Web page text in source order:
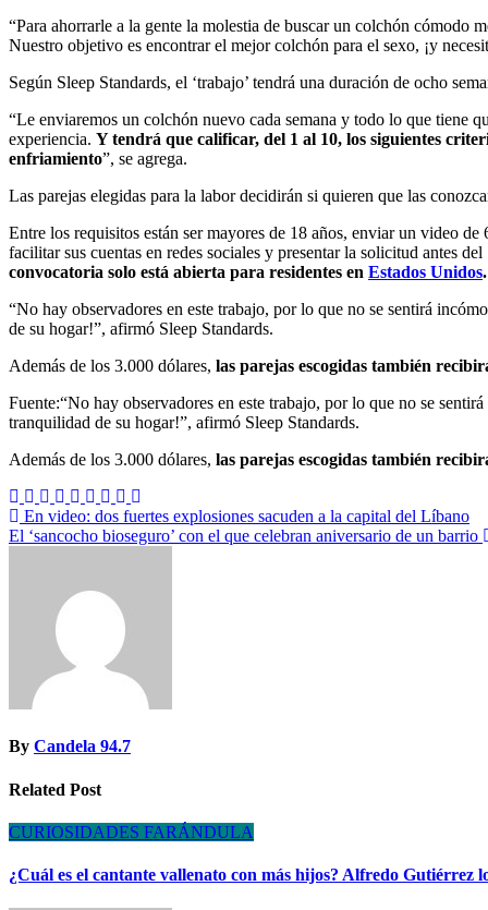
“Para ahorrarle a la gente la molestia de buscar un colchón cómodo
Nuestro objetivo es encontrar el mejor colchón para el sexo, ¡y
Según Sleep Standards, el ‘trabajo’ tendrá una duración de ocho
“Le enviaremos un colchón nuevo cada semana y todo lo que tiene
experiencia. Y tendrá que calificar, del 1 al 10, los siguientes
enfriamiento”, se agrega.
Las parejas elegidas para la labor decidirán si quieren que las
Entre los requisitos están ser mayores de 18 años, enviar un video
facilitar sus cuentas en redes sociales y presentar la solicitud antes
convocatoria solo está abierta para residentes en Estados Unidos.
“No hay observadores en este trabajo, por lo que no se sentirá
de su hogar!”, afirmó Sleep Standards.
Además de los 3.000 dólares, las parejas escogidas también
Fuente:“No hay observadores en este trabajo, por lo que no se
tranquilidad de su hogar!”, afirmó Sleep Standards.
Además de los 3.000 dólares, las parejas escogidas también
Navegación
de
En video: dos fuertes explosiones sacuden a la capital del Líbano
El ‘sancocho bioseguro’ con el que celebran aniversario de un barrio
By Candela 94.7
Related Post
CURIOSIDADES FARÁNDULA
¿Cuál es el cantante vallenato con más hijos? Alfredo Gutiérrez